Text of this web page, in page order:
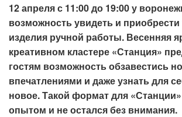
12 апреля с 11:00 до 19:00 у
возможность увидеть и
изделия ручной работы. Весенняя
креативном кластере «Станция»
гостям возможность обзавестись
впечатлениями и даже узнать для
новое. Такой формат для
опытом и не остался без внимания.